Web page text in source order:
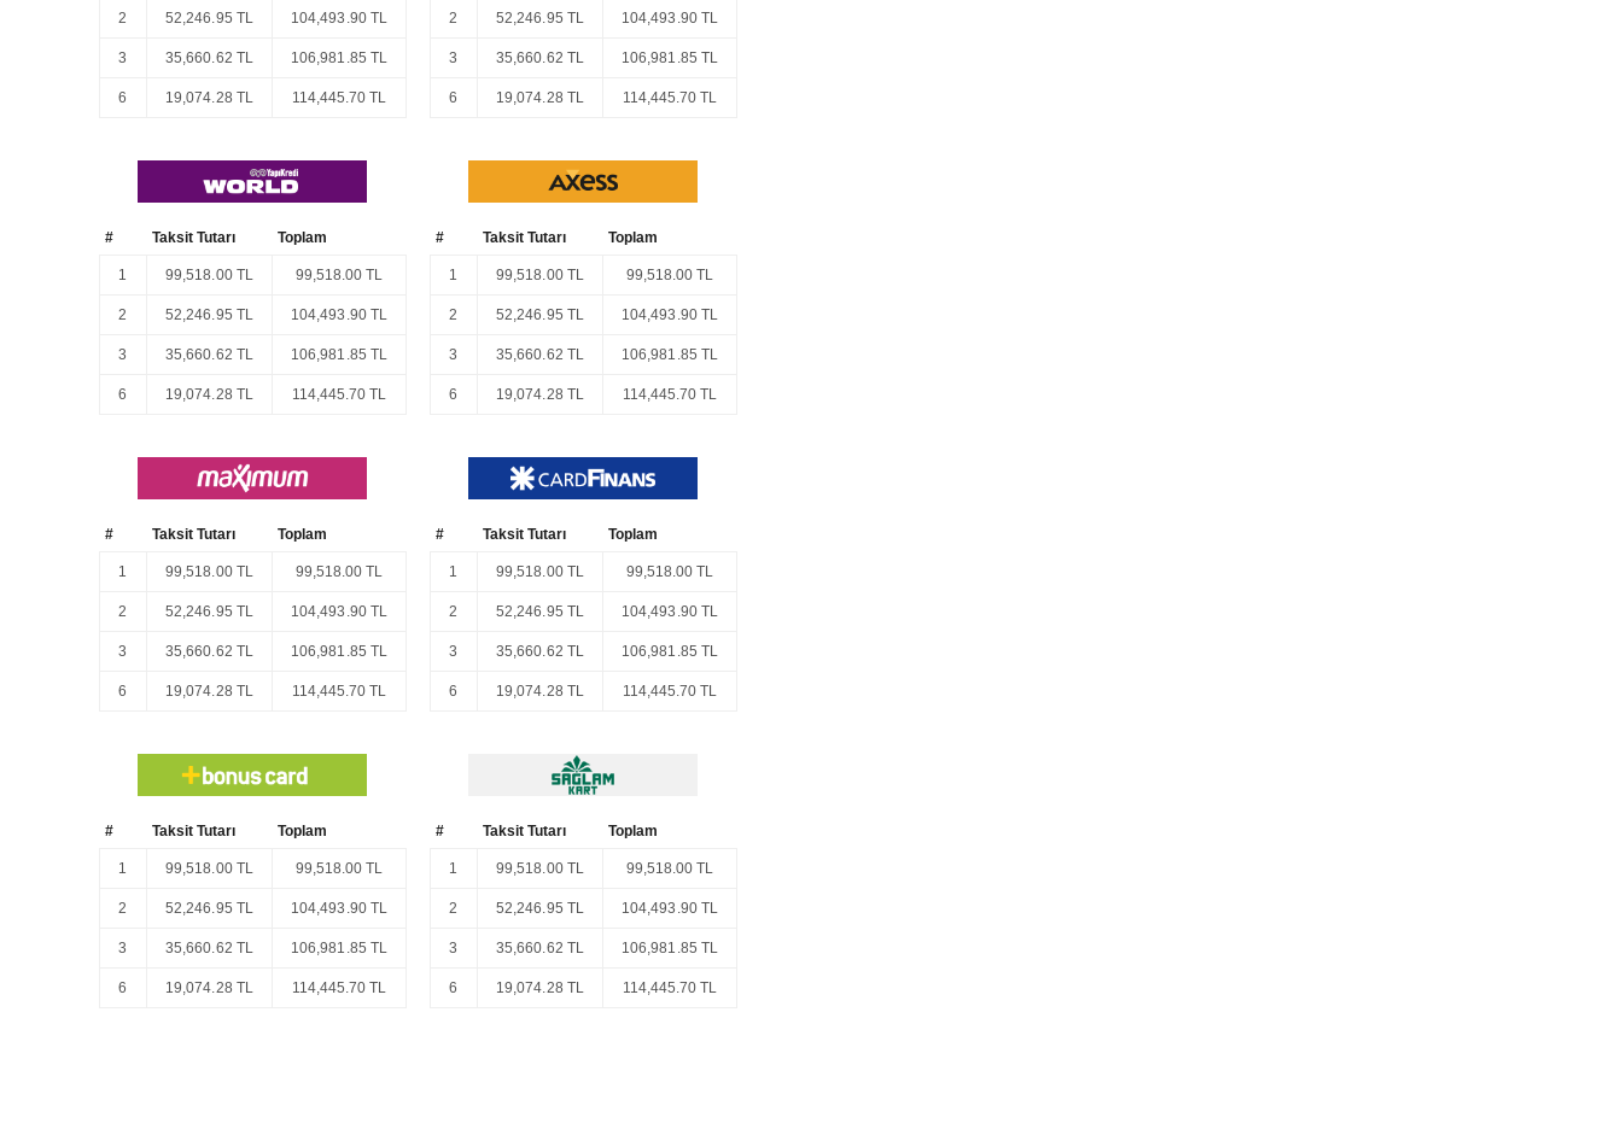
2 52,246.95 TL 104,493.90 TL
3 35,660.62 TL 106,981.85 TL
6 19,074.28 TL 114,445.70 TL
2 52,246.95 TL 104,493.90 TL
3 35,660.62 TL 106,981.85 TL
6 19,074.28 TL 114,445.70 TL
# Taksit Tutarı Toplam
1 99,518.00 TL 99,518.00 TL
2 52,246.95 TL 104,493.90 TL
3 35,660.62 TL 106,981.85 TL
6 19,074.28 TL 114,445.70 TL
# Taksit Tutarı Toplam
1 99,518.00 TL 99,518.00 TL
2 52,246.95 TL 104,493.90 TL
3 35,660.62 TL 106,981.85 TL
6 19,074.28 TL 114,445.70 TL
# Taksit Tutarı Toplam
1 99,518.00 TL 99,518.00 TL
2 52,246.95 TL 104,493.90 TL
3 35,660.62 TL 106,981.85 TL
6 19,074.28 TL 114,445.70 TL
# Taksit Tutarı Toplam
1 99,518.00 TL 99,518.00 TL
2 52,246.95 TL 104,493.90 TL
3 35,660.62 TL 106,981.85 TL
6 19,074.28 TL 114,445.70 TL
# Taksit Tutarı Toplam
1 99,518.00 TL 99,518.00 TL
2 52,246.95 TL 104,493.90 TL
3 35,660.62 TL 106,981.85 TL
6 19,074.28 TL 114,445.70 TL
# Taksit Tutarı Toplam
1 99,518.00 TL 99,518.00 TL
2 52,246.95 TL 104,493.90 TL
3 35,660.62 TL 106,981.85 TL
6 19,074.28 TL 114,445.70 TL